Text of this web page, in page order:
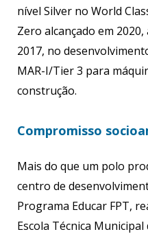
nível Silver no World
Zero alcançado em
2017, no
MAR-I/Tier 3 para
construção.
Compromisso
Mais do que um polo
centro de
Programa Educar FPT,
Escola Técnica Municipal